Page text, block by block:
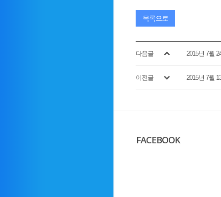
목록으로
다음글 2015년 7월
이전글 2015년 7월
FACEBOOK